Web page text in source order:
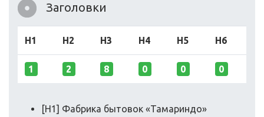
Заголовки
H1 H2 H3 H4 H5 H6
1 2 8 0 0 0
[H1] Фабрика бытовок «Тамариндо»